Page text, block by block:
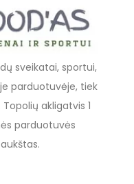
sveikatai, sportui,
parduotuvėje, tiek
: Topolių akligatvis 1
parduotuvės